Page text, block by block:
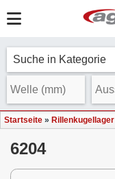
Suche in Kategorie
Startseite » Rillenkugellager
6204